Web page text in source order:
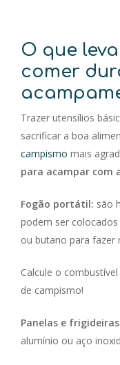
O que
comer
Trazer utensílios
sacrificar a boa
campismo mais
para acampar com
Fogão portátil: são
podem ser
ou butano para fazer
Calcule o
de campismo!
Panelas e
alumínio ou aço